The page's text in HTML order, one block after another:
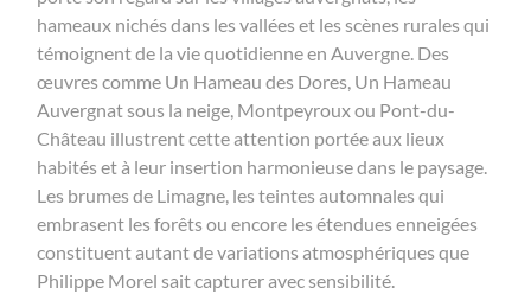
hameaux nichés dans les vallées et les scènes rurales qui
témoignent de la vie quotidienne en Auvergne. Des
œuvres comme Un Hameau des Dores, Un Hameau
Auvergnat sous la neige, Montpeyroux ou Pont-du-
Château illustrent cette attention portée aux lieux
habités et à leur insertion harmonieuse dans le paysage.
Les brumes de Limagne, les teintes automnales qui
embrasent les forêts ou encore les étendues enneigées
constituent autant de variations atmosphériques que
Philippe Morel sait capturer avec sensibilité.